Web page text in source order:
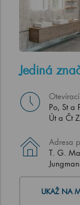
Jediná
Po, St a
Út a Čt
Adresa
T. G.
UKAŽ NA